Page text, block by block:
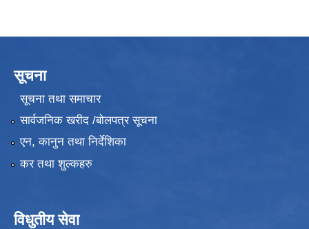
सूचना
सूचना तथा समाचार
सार्वजनिक खरीद /बोलपत्र सूचना
एन, कानुन तथा निर्देशिका
कर तथा शुल्कहरु
विधुतीय सेवा